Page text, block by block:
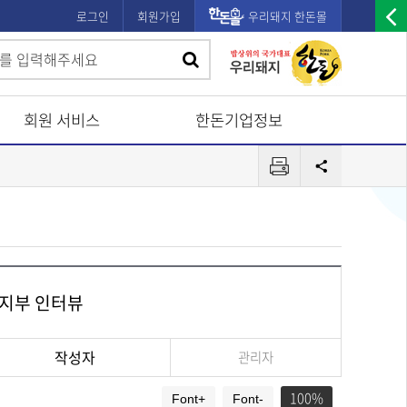
로그인 회원가입 우리돼지 한돈몰
우
광
배
너
색
회원 서비스 한돈기업정보
프
린
공
유
부 인터뷰
작성자 관리자
100
Font+ Font-